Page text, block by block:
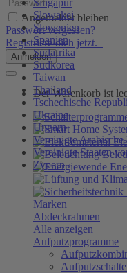
Singapur
Slowakei
Slowenien
Spanien
Südafrika
Südkorea
Taiwan
Thailand
Tschechische
Ukraine
Ungarn
Vereinigte Arabische
Vereinigte Staaten
Zypern
Angemeldet bleiben
Passwort vergessen?
Registriere dich jetzt.
Anmelden
Der Warenkorb ist
Marken
Abdeckrahmen
Alle anzeigen
Aufputzprogramme